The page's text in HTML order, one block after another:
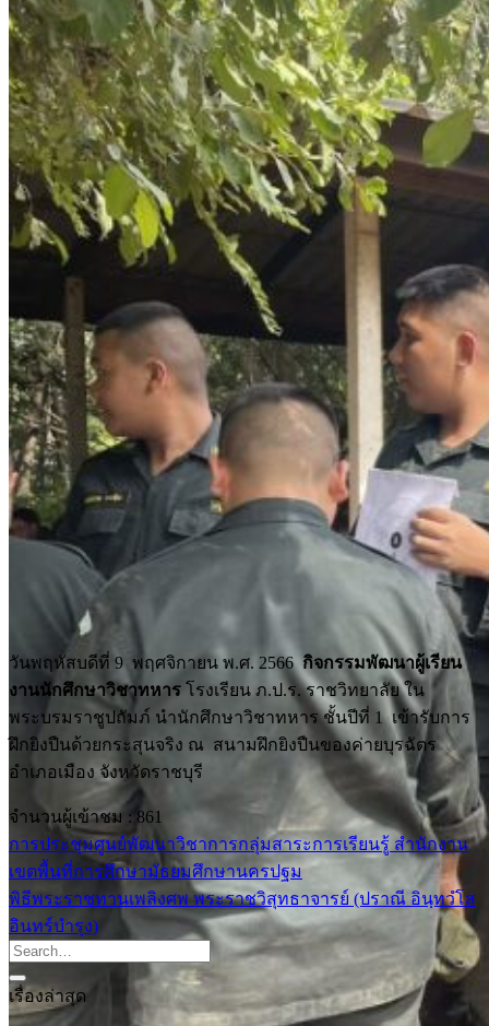
วันพฤหัสบดีที่ 9 พฤศจิกายน พ.ศ. 2566กิจกรรมพัฒนาผู้เรียน
งานนักศึกษาวิชาทหาร โรงเรียน ภ.ป.ร. ราชวิทยาลัย ใน
พระบรมราชูปถัมภ์ นำนักศึกษาวิชาทหาร ชั้นปีที่ 1 เข้ารับการ
ฝึกยิงปืนด้วยกระสุนจริง ณ สนามฝึกยิงปืนของค่ายบุรฉัตร
อำเภอเมือง จังหวัดราชบุรี
จำนวนผู้เข้าชม : 861
การประชุมศูนย์พัฒนาวิชาการกลุ่มสาระการเรียนรู้ สำนักงาน
เขตพื้นที่การศึกษามัธยมศึกษานครปฐม
พิธีพระราชทานเพลิงศพ พระราชวิสุทธาจารย์ (ปราณี อินฺทวํโส
อินทร์บำรุง)
เรื่องล่าสุด